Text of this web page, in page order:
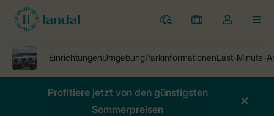
Ferienparks
Meine
Dropdown-
öffnen
Profitiere jetzt von den günstigsten
Sommerpreisen